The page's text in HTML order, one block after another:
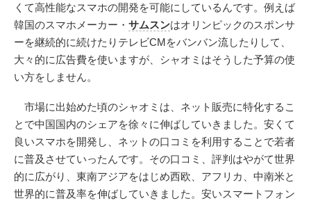
くて高性能なスマホの開発を可能にしているんです。例えば
韓国のスマホメーカー・ サムスンはオリンピックのスポンサ
ーを継続的に続けたりテレビCMをバンバン流したりして、
大々的に広告費を使いますが、シャオミはそうした予算の使
い方をしません。
市場に出始めた頃のシャオミは、ネット販売に特化するこ
とで中国国内のシェアを徐々に伸ばしていきました。安くて
良いスマホを開発し、ネットの口コミを利用することで若者
に普及させていったんです。その口コミ、評判はやがて世界
的に広がり、東南アジアをはじめ西欧、アフリカ、中南米と
世界的に普及率を伸ばしていきました。安いスマートフォン